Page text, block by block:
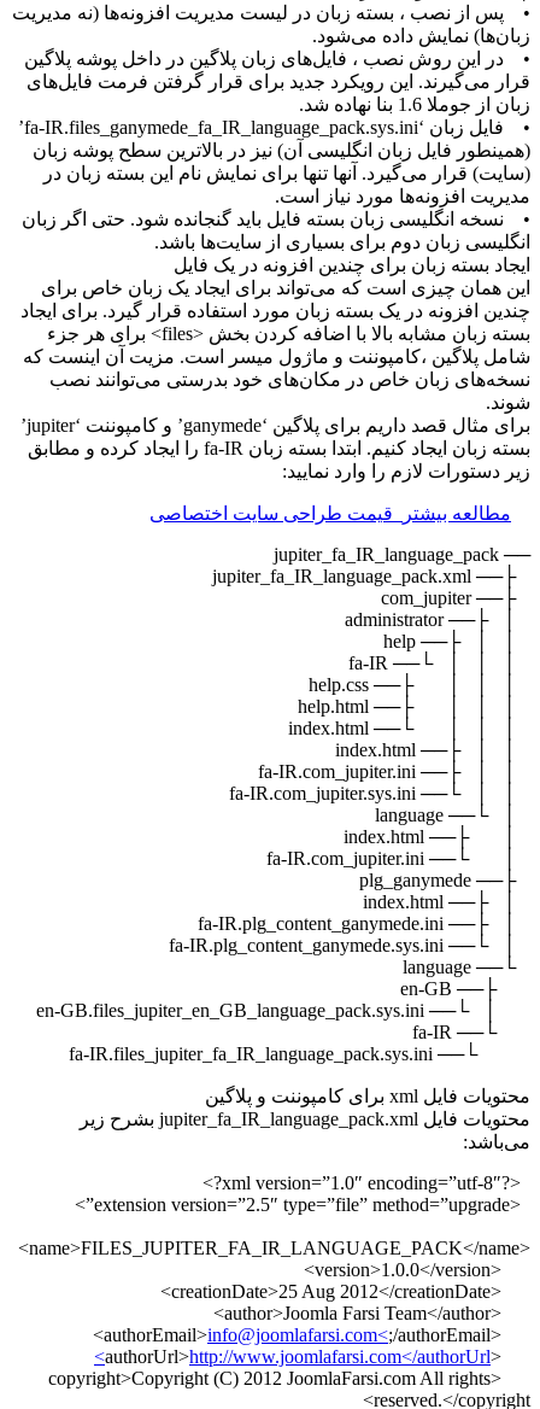
در لیست مدیریت افزونه‌ها (نه مدیریت
زبان پلاگین در داخل پوشه پلاگین
جدید برای قرار گرفتن فرمت فایل‌های
آن) نیز در بالاترین سطح پوشه زبان
تنها برای نمایش نام این بسته زبان در
است.
فایل باید گنجانده شود. حتی اگر زبان
از سایت‌ها باشد.
افزونه در یک فایل
برای ایجاد یک زبان خاص برای
زبان مورد استفاده قرار گیرد. برای ایجاد
بسته زبان مشابه بالا با اضافه کردن بخش <files> برای هر جزء
و ماژول میسر است. مزیت آن اینست که
خود بدرستی می‌توانند نصب
برای مثال قصد داریم برای پلاگین ‘ganymede’ و کامپوننت ‘jupiter’
بسته زبان ایجاد کنیم. ابتدا بسته زبان fa-IR را ایجاد کرده و مطابق
نمایید:
سایت اختصاصی
محتویات فایل jupiter_fa_IR_language_pack.xml بشرح زیر
http://
<copyright>Copyright (C) 2012